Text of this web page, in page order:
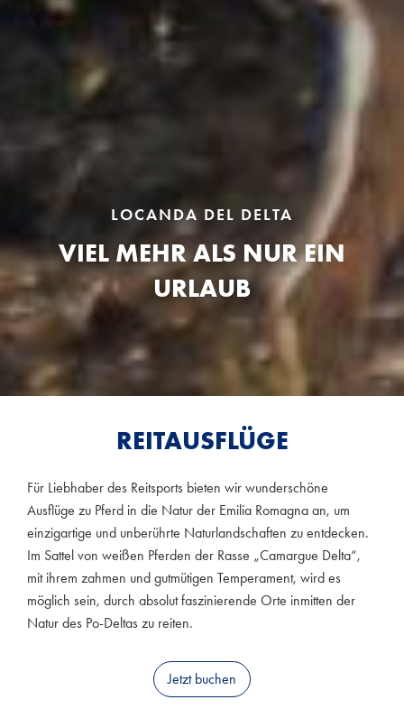
LOCANDA DEL DELTA
VIEL MEHR ALS NUR EIN
URLAUB
REITAUSFLÜGE
Für Liebhaber des Reitsports bieten wir wunderschöne
Ausflüge zu Pferd in die Natur der Emilia Romagna an, um
einzigartige und unberührte Naturlandschaften zu entdecken.
Im Sattel von weißen Pferden der Rasse „Camargue Delta“,
mit ihrem zahmen und gutmütigen Temperament, wird es
möglich sein, durch absolut faszinierende Orte inmitten der
Natur des Po-Deltas zu reiten.
Jetzt buchen